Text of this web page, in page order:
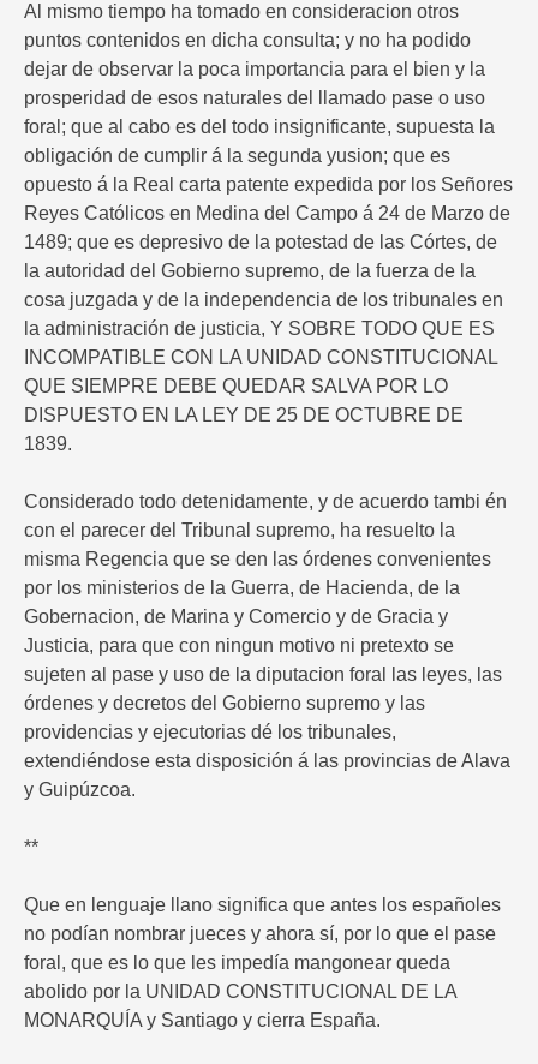
Al mismo tiempo ha tomado en consideracion otros
puntos contenidos en dicha consulta; y no ha podido
dejar de observar la poca importancia para el bien y la
prosperidad de esos naturales del llamado pase o uso
foral; que al cabo es del todo insignificante, supuesta la
obligación de cumplir á la segunda yusion; que es
opuesto á la Real carta patente expedida por los Señores
Reyes Católicos en Medina del Campo á 24 de Marzo de
1489; que es depresivo de la potestad de las Córtes, de
la autoridad del Gobierno supremo, de la fuerza de la
cosa juzgada y de la independencia de los tribunales en
la administración de justicia, Y SOBRE TODO QUE ES
INCOMPATIBLE CON LA UNIDAD CONSTITUCIONAL
QUE SIEMPRE DEBE QUEDAR SALVA POR LO
DISPUESTO EN LA LEY DE 25 DE OCTUBRE DE
1839.
Considerado todo detenidamente, y de acuerdo tambi én
con el parecer del Tribunal supremo, ha resuelto la
misma Regencia que se den las órdenes convenientes
por los ministerios de la Guerra, de Hacienda, de la
Gobernacion, de Marina y Comercio y de Gracia y
Justicia, para que con ningun motivo ni pretexto se
sujeten al pase y uso de la diputacion foral las leyes, las
órdenes y decretos del Gobierno supremo y las
providencias y ejecutorias dé los tribunales,
extendiéndose esta disposición á las provincias de Alava
y Guipúzcoa.
**
Que en lenguaje llano significa que antes los españoles
no podían nombrar jueces y ahora sí, por lo que el pase
foral, que es lo que les impedía mangonear queda
abolido por la UNIDAD CONSTITUCIONAL DE LA
MONARQUÍA y Santiago y cierra España.